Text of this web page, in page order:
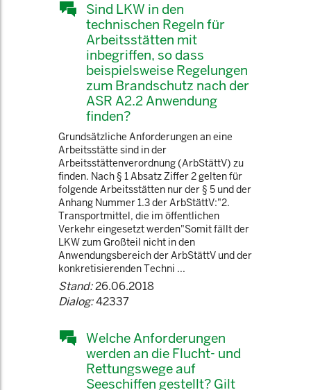
Sind LKW in den
technischen Regeln für
Arbeitsstätten mit
inbegriffen, so dass
beispielsweise Regelungen
zum Brandschutz nach der
ASR A2.2 Anwendung
finden?
Grundsätzliche Anforderungen an eine
Arbeitsstätte sind in der
Arbeitsstättenverordnung (ArbStättV) zu
finden. Nach § 1 Absatz Ziffer 2 gelten für
folgende Arbeitsstätten nur der § 5 und der
Anhang Nummer 1.3 der ArbStättV:"2.
Transportmittel, die im öffentlichen
Verkehr eingesetzt werden"Somit fällt der
LKW zum Großteil nicht in den
Anwendungsbereich der ArbStättV und der
konkretisierenden Techni ...
Stand:26.06.2018
Dialog:42337
Welche Anforderungen
werden an die Flucht- und
Rettungswege auf
Seeschiffen gestellt? Gilt